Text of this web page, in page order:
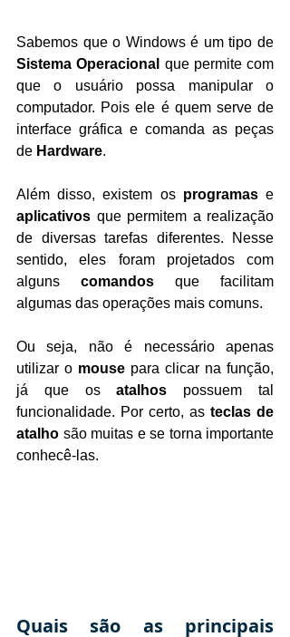
Sistema Operacional que permite com
que o usuário possa manipular o
computador. Pois ele é quem serve de
interface gráfica e comanda as peças
de Hardware.
Além disso, existem os programas
aplicativos que permitem a realização
de diversas tarefas diferentes. Nesse
sentido, eles foram projetados com
alguns comandos que facilitam
algumas das operações mais comuns.
Ou seja, não é necessário apenas
utilizar o mouse para clicar na função,
já que os atalhos possuem tal
funcionalidade. Por certo, as teclas de
atalho são muitas e se torna importante
conhecê-las.
Quais são as principais